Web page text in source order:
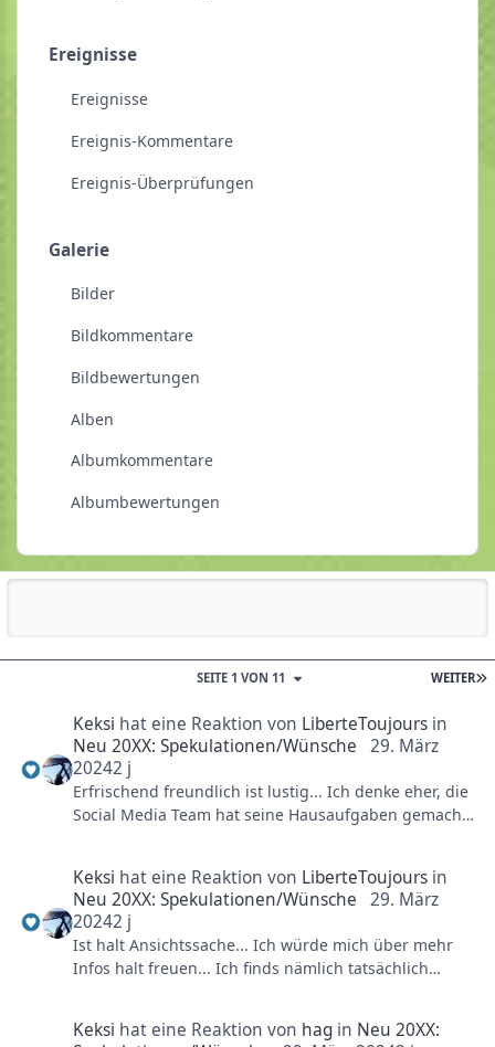
Ereignisse
Ereignisse
Ereignis-Kommentare
Ereignis-Überprüfungen
Galerie
Bilder
Bildkommentare
Bildbewertungen
Alben
Albumkommentare
Albumbewertungen
WEITER
SEITE 1 VON 11
Keksi hat eine Reaktion von LiberteToujours in
Neu 20XX: Spekulationen/Wünsche
29. März
20242 j
Erfrischend freundlich ist lustig... Ich denke eher, die
Social Media Team hat seine Hausaufgaben gemacht
eben nicht. Und dass es eher peinlich ist, wenn ein
Park wie das PHL so gar nichts postet außer Werbung
für ermäßigte Eintrittskarten... Das wirkt ja dann
doch eher wie ein Ramschladen als wie ein top
Freizeitpark. Meine Meinung. Insofern finde ich es
aus dem PHL gab. Könnte gerne noch mehr sein,
Keksi hat eine Reaktion von LiberteToujours in
Neu 20XX: Spekulationen/Wünsche
29. März
20242 j
Ist halt Ansichtssache... Ich würde mich über mehr
Infos halt freuen... Ich finds nämlich tatsächlich
Keksi hat eine Reaktion von hag in Neu 20XX: